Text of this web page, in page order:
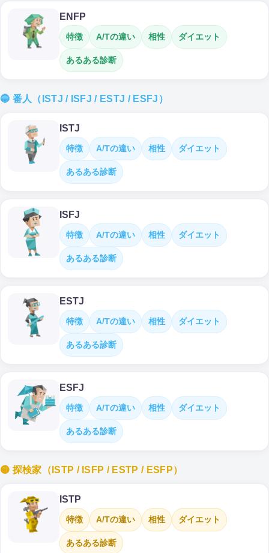
ENFP
特徴 A/Tの違い 相性 ダイエット
あるある診断
🔵 番人（ISTJ / ISFJ / ESTJ / ESFJ）
ISTJ
特徴 A/Tの違い 相性 ダイエット
あるある診断
ISFJ
特徴 A/Tの違い 相性 ダイエット
あるある診断
ESTJ
特徴 A/Tの違い 相性 ダイエット
あるある診断
ESFJ
特徴 A/Tの違い 相性 ダイエット
あるある診断
🟡 探検家（ISTP / ISFP / ESTP / ESFP）
ISTP
特徴 A/Tの違い 相性 ダイエット
あるある診断